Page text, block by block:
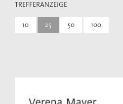
TREFFERANZEIGE
10 25 50 100